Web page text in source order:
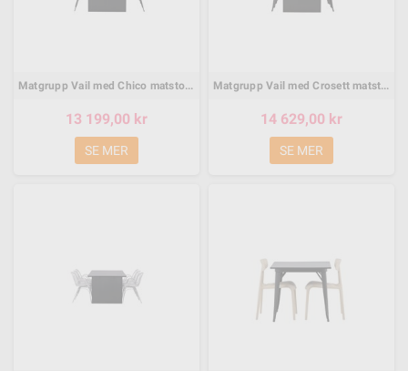
Matgrupp Vail med Chico matstolar, 200 × 100 cm
13 199,00 kr
SE MER
Matgrupp Vail med Crosett matstolar, 200 × 100 cm
14 629,00 kr
SE MER